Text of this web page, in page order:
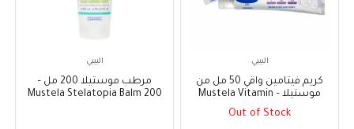
البيبي
كريم فيتامين واقي 50 مل من
موستيلا – Mustela Vitamin
Barrier Cream 50 ml
Out of Stock
البيبي
مرطب موستيلا 200 مل –
Mustela Stelatopia Balm 200